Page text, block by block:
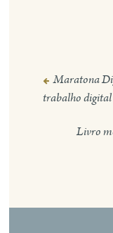
Post
Maratona
trabalho digital
Livro